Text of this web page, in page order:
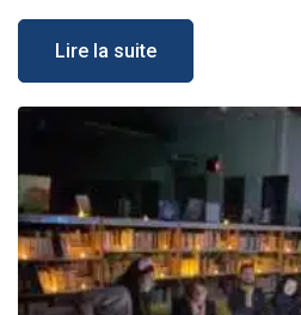
Lire la suite